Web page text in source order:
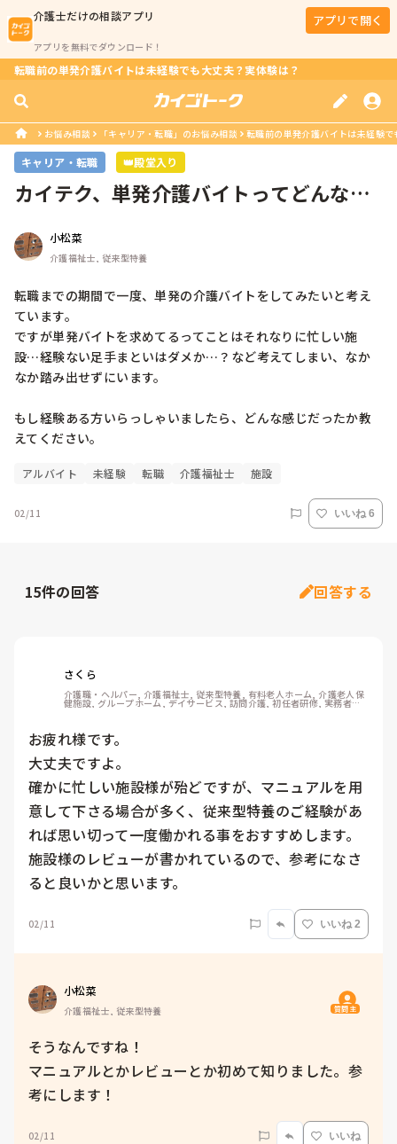
介護士だけの相談アプリ
アプリを無料でダウンロード！
アプリで開く
転職前の単発介護バイトは未経験でも大丈夫？実体験は？
お悩み相談 「キャリア・転職」のお悩み相談 転職前の単発介護バイトは未経験
キャリア・転職 👑殿堂入り
カイテク、単発介護バイトってどんな感
小松菜
介護福祉士, 従来型特養
転職までの期間で一度、単発の介護バイトをしてみたいと考え
ています。
ですが単発バイトを求めてるってことはそれなりに忙しい施
設…経験ない足手まといはダメか…？など考えてしまい、なか
なか踏み出せずにいます。
もし経験ある方いらっしゃいましたら、どんな感じだったか教
えてください。
アルバイト 未経験 転職 介護福祉士 施設
02/11 いいね 6
15件の回答 回答する
さくら
介護職・ヘルパー, 介護福祉士, 従来型特養, 有料老人ホーム, 介護老人保
健施設, グループホーム, デイサービス, 訪問介護, 初任者研修, 実務者研
修, ユニット型特養, 障害者支援施設
お疲れ様です。
大丈夫ですよ。
確かに忙しい施設様が殆どですが、マニュアルを用
意して下さる場合が多く、従来型特養のご経験があ
れば思い切って一度働かれる事をおすすめします。
施設様のレビューが書かれているので、参考になさ
ると良いかと思います。
02/11 いいね 2
小松菜
介護福祉士, 従来型特養 質問主
そうなんですね！
マニュアルとかレビューとか初めて知りました。参
考にします！
02/11 いいね